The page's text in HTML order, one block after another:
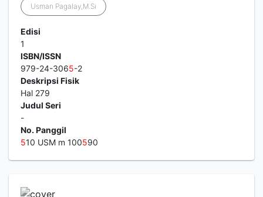
Usman Pagalay,M.Si
Edisi
1
ISBN/ISSN
979-24-3065-2
Deskripsi Fisik
Hal 279
Judul Seri
-
No. Panggil
510 USM m 100590